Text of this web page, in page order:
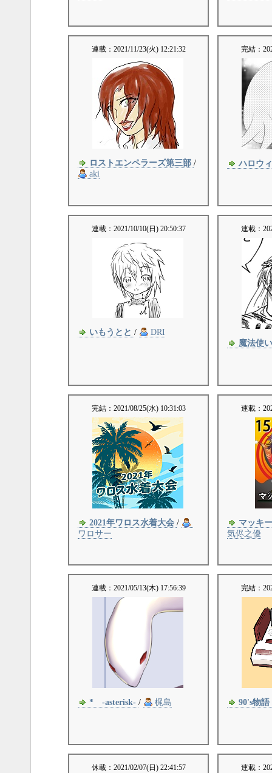
連載： 2021/11/23(火) 12:21:32
ロストエンペラーズ第三部 /
aki
完結：
ハロウ
連載： 2021/10/10(日) 20:50:37
いもうとと / DRI
連載：
魔法使
完結： 2021/08/25(水) 10:31:03
2021年ワロス水着大会 /
ワロサー
連載：
マッキ
気侭之優
連載： 2021/05/13(木) 17:56:39
* -asterisk- / 梶島
完結：
90's物
休載： 2021/02/07(日) 22:41:57 連載：